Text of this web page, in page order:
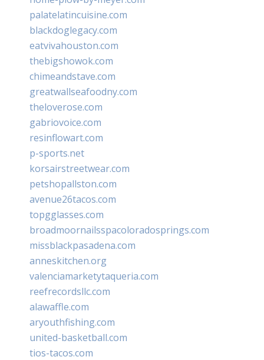
palatelatincuisine.com
blackdoglegacy.com
eatvivahouston.com
thebigshowok.com
chimeandstave.com
greatwallseafoodny.com
theloverose.com
gabriovoice.com
resinflowart.com
p-sports.net
korsairstreetwear.com
petshopallston.com
avenue26tacos.com
topgglasses.com
broadmoornailsspacoloradosprings.com
missblackpasadena.com
anneskitchen.org
valenciamarketytaqueria.com
reefrecordsllc.com
alawaffle.com
aryouthfishing.com
united-basketball.com
tios-tacos.com